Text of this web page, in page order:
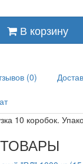
В корзину
(0)
10 коробок.